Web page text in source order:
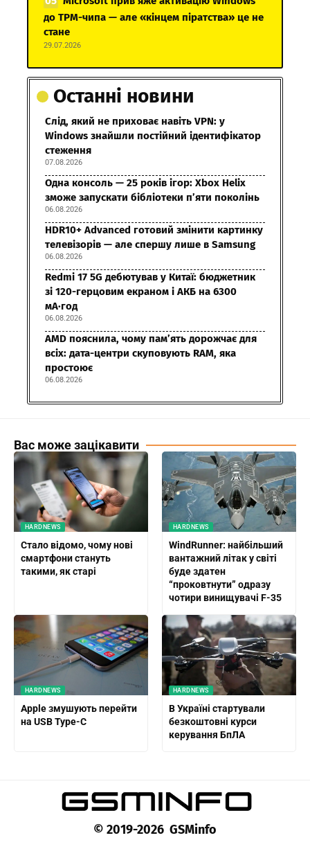
до TPM-чипа — але «кінцем піратства» це не
стане
29.07.2026
Останні новини
Слід, який не приховає навіть VPN: у
Windows знайшли постійний ідентифікатор
стеження
07.08.2026
Одна консоль — 25 років ігор: Xbox Helix
зможе запускати бібліотеки п’яти поколінь
06.08.2026
HDR10+ Advanced готовий змінити картинку
телевізорів — але спершу лише в Samsung
06.08.2026
Redmi 17 5G дебютував у Китаї: бюджетник
зі 120-герцовим екраном і АКБ на 6300
мА·год
06.08.2026
AMD пояснила, чому пам’ять дорожчає для
всіх: дата-центри скуповують RAM, яка
простоює
06.08.2026
Вас може зацікавити
HARDNEWS
Стало відомо, чому нові
смартфони стануть
такими, як старі
HARDNEWS
WindRunner: найбільший
вантажний літак у світі
буде здатен
“проковтнути” одразу
чотири винищувачі F-35
HARDNEWS
Apple змушують перейти
на USB Type-C
HARDNEWS
В Україні стартували
безкоштовні курси
керування БпЛА
© 2019-2026 GSMinfo